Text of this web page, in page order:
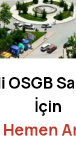
OSGB
İçin
Hemen